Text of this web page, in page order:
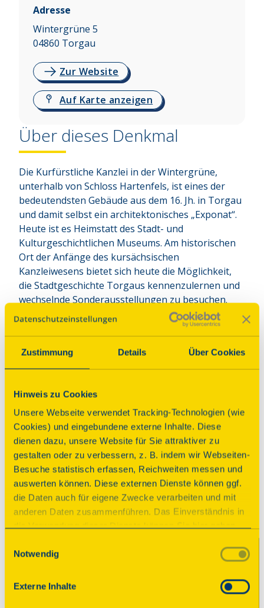
Zustimmung Details Über Cookies
Hinweis zu Cookies
Unsere Webseite verwendet Tracking-Technologien (wie
Cookies) und eingebundene externe Inhalte. Diese
dienen dazu, unsere Website für Sie attraktiver zu
gestalten oder zu verbessern, z. B. indem wir Webseiten-
Besuche statistisch erfassen, Reichweiten messen und
auswerten können. Diese externen Dienste können ggf.
die Daten auch für eigene Zwecke verarbeiten und mit
anderen Daten zusammenführen. Das Einverständnis in
die Verwendung dieser Dienste können Sie hier geben.
unserer Datenschutzerklärung. Durch Anklicken der
einzelner Cookies (Kategorien) in
den Einstellungen erteilen Sie uns Ihre Einwilligung zur
Notwendig
Externe Inhalte
Adresse
Wintergrüne 5
04860 Torgau
Zur Website
Auf Karte anzeigen
Über dieses Denkmal
Die Kurfürstliche Kanzlei in der Wintergrüne,
unterhalb von Schloss Hartenfels, ist eines der
bedeutendsten Gebäude aus dem 16. Jh. in Torgau
und damit selbst ein architektonisches „Exponat“.
Heute ist es Heimstatt des Stadt- und
Kulturgeschichtlichen Museums. Am historischen
Ort der Anfänge des kursächsischen
Kanzleiwesens bietet sich heute die Möglichkeit,
die Stadtgeschichte Torgaus kennenzulernen und
wechselnde Sonderausstellungen zu besuchen.
Denkmal, dem die DSD helfen konnte
Anbindung ÖPNV
Programm
Führung
Vom Keller bis zum Dach
Zeiten
Sonntag, 13.09.2026 10:00 Uhr
| Dauer:
Sonntag, 13.09.2026 14:00 Uhr
Öffentliche Führung durch das historische